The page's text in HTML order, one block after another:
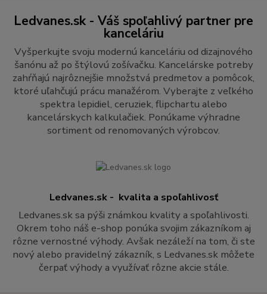
Ledvanes.sk - Váš spoľahlivý partner pre
kanceláriu
Vyšperkujte svoju modernú kanceláriu od dizajnového
šanónu až po štýlovú zošívačku. Kancelárske potreby
zahŕňajú najrôznejšie množstvá predmetov a pomôcok,
ktoré uľahčujú prácu manažérom. Vyberajte z veľkého
spektra lepidiel, ceruziek, flipchartu alebo
kancelárskych kalkulačiek. Ponúkame výhradne
sortiment od renomovaných výrobcov.
Ledvanes.sk - kvalita a spoľahlivosť
Ledvanes.sk sa pýši známkou kvality a spoľahlivosti.
Okrem toho náš e-shop ponúka svojim zákazníkom aj
rôzne vernostné výhody. Avšak nezáleží na tom, či ste
nový alebo pravidelný zákazník, s Ledvanes.sk môžete
čerpať výhody a využívať rôzne akcie stále.